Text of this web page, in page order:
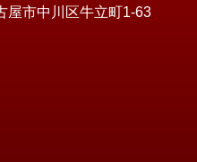
市中川区牛立町1-63